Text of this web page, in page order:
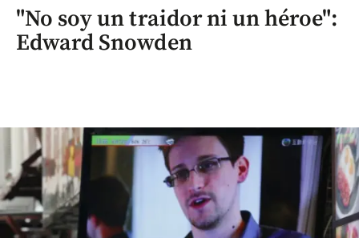
"No soy un traidor ni un héroe":
Edward Snowden